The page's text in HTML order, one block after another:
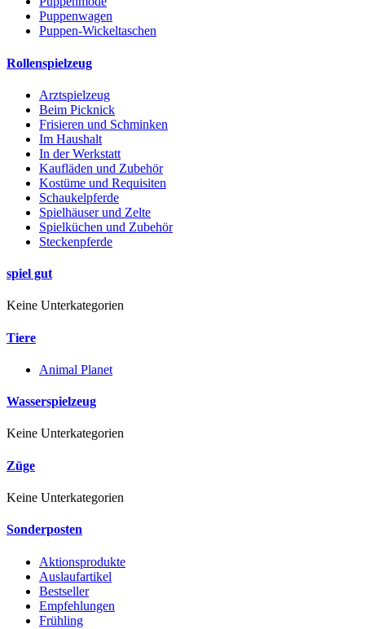
Puppenwagen
Puppen-Wickeltaschen
Rollenspielzeug
Arztspielzeug
Beim Picknick
Frisieren und Schminken
Im Haushalt
In der Werkstatt
Kaufläden und Zubehör
Kostüme und Requisiten
Schaukelpferde
Spielhäuser und Zelte
Spielküchen und Zubehör
Steckenpferde
spiel gut
Keine Unterkategorien
Tiere
Animal Planet
Wasserspielzeug
Keine Unterkategorien
Züge
Keine Unterkategorien
Sonderposten
Aktionsprodukte
Auslaufartikel
Bestseller
Empfehlungen
Frühling